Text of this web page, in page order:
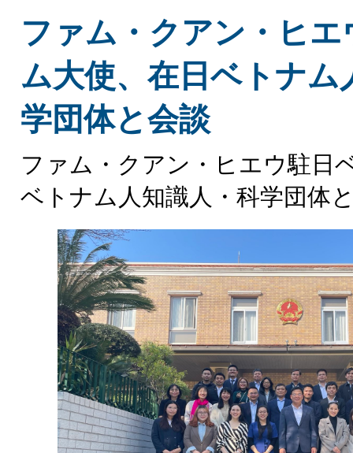
ファム・クアン・ヒ
ム大使、在日ベトナム
学団体と会談
ファム・クアン・ヒエウ駐日
ベトナム人知識人・科学